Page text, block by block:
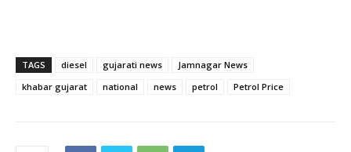
TAGS diesel gujarati news
Jamnagar News
khabar gujarat
national news petrol Petrol Price